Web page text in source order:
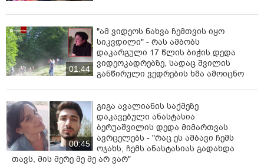
01:44
"ამ ვიდეოს ნახვა ჩემთვის იყო
სიკვდილი" - რას ამბობს
დაკარგული 17 წლის ბიჭის დედა
ვიდეოკადრებზე, სადაც შვილის
განწირული ვედრების ხმა ამოიცნო
00:45
გიგა ავალიანის საქმეზე
დაკავებული ანასტასია
ბერუაშვილის დედა მიმართვას
ავრცელებს - "რაც ეს ამბავი ჩემს
ოჯახს, ჩემს ანასტასიას გადახდა
თავს, მის მერე მე მე არ ვარ"